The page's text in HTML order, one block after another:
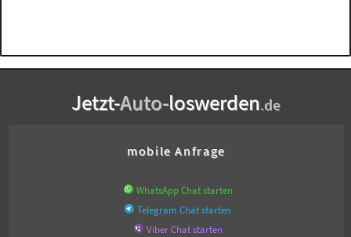
Jetzt-Auto-loswerden.de
mobile Anfrage
WhatsApp Chat starten
Telegram Chat starten
Viber Chat starten